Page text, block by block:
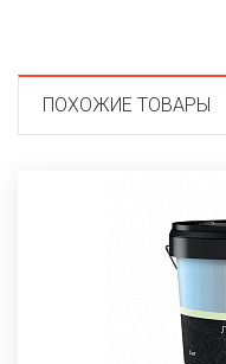
ПОХОЖИЕ ТОВАРЫ